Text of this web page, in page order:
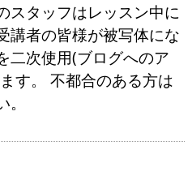
スタッフはレッスン中に
講者の皆様が被写体にな
二次使用(ブログへのア
す。 不都合のある方は